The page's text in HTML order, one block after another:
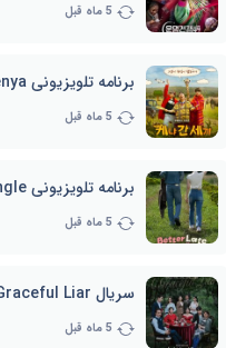
5 ماه قبل
5 ماه قبل
5 ماه قبل
سریال A Graceful Liar
5 ماه قبل